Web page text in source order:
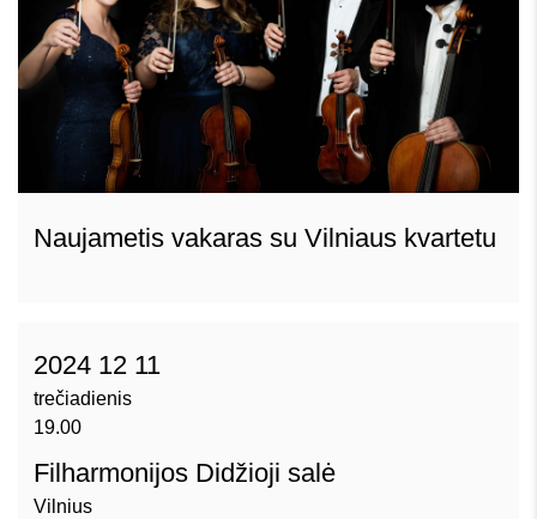
Naujametis vakaras su Vilniaus kvartetu
2024 12 11
trečiadienis
19.00
Filharmonijos Didžioji salė
Vilnius